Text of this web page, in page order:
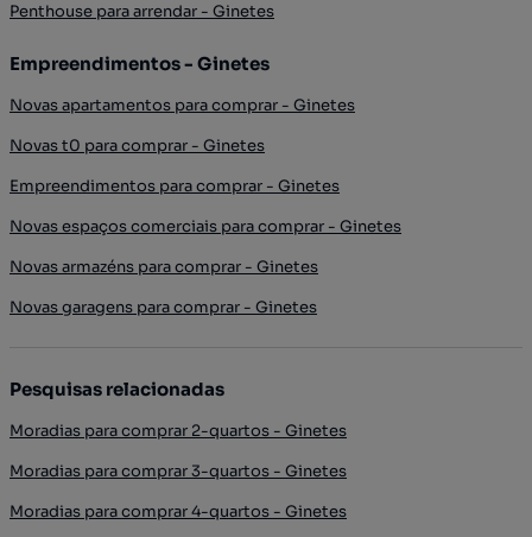
Penthouse para arrendar - Ginetes
Empreendimentos - Ginetes
Novas apartamentos para comprar - Ginetes
Novas t0 para comprar - Ginetes
Empreendimentos para comprar - Ginetes
Novas espaços comerciais para comprar - Ginetes
Novas armazéns para comprar - Ginetes
Novas garagens para comprar - Ginetes
Pesquisas relacionadas
Moradias para comprar 2-quartos - Ginetes
Moradias para comprar 3-quartos - Ginetes
Moradias para comprar 4-quartos - Ginetes